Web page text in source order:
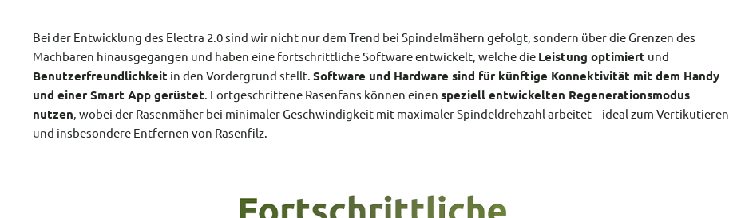
Bei der Entwicklung des Electra 2.0 sind wir nicht nur dem Trend bei Spindelmähern gefolgt, sondern über die Grenzen des
Machbaren hinausgegangen und haben eine fortschrittliche Software entwickelt, welche die Leistung optimiert und
Benutzerfreundlichkeit in den Vordergrund stellt. Software und Hardware sind für künftige Konnektivität mit dem Handy
und einer Smart App gerüstet. Fortgeschrittene Rasenfans können einen speziell entwickelten Regenerationsmodus
nutzen, wobei der Rasenmäher bei minimaler Geschwindigkeit mit maximaler Spindeldrehzahl arbeitet – ideal zum Vertikutieren
und insbesondere Entfernen von Rasenfilz.